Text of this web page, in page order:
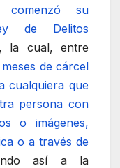
comenzó su
de Delitos
, la cual, entre
de cárcel
cualquiera que
persona con
o imágenes,
o a través de
así a la